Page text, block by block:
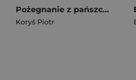
Pożegnanie z pańszczyzną
Koryś Piotr